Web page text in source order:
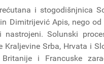
i stogodišnjnica
Dimitrijević Apis, nego
nastrojeni. Solunski
Kraljevine Srba, Hrvata i
i Francuske